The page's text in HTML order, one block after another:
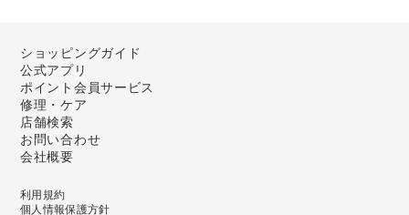
ショッピングガイド
公式アプリ
ポイント会員サービス
修理・ケア
店舗検索
お問い合わせ
会社概要
利用規約
個人情報保護方針